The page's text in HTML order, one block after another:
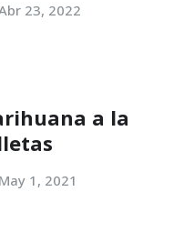
23, 2022
a la
May 1, 2021